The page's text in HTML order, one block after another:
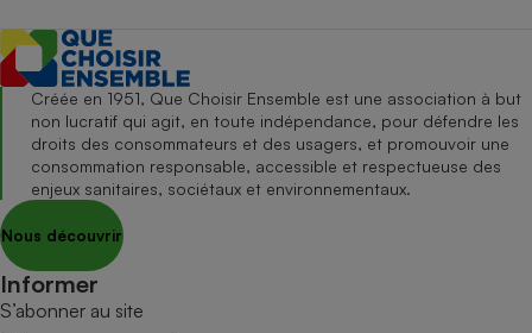
Créée en 1951, Que Choisir Ensemble est une association à but
non lucratif qui agit, en toute indépendance, pour défendre les
droits des consommateurs et des usagers, et promouvoir une
consommation responsable, accessible et respectueuse des
enjeux sanitaires, sociétaux et environnementaux.
Nous découvrir
Informer
S’abonner au site